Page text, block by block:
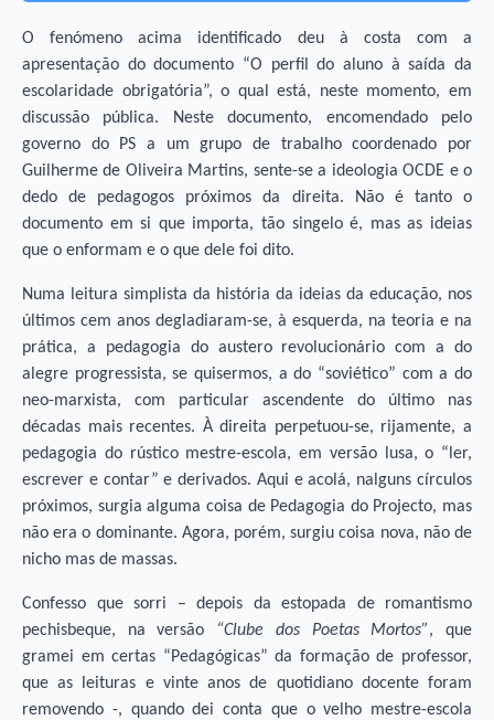
O fenómeno acima identificado deu à costa com a
apresentação do documento “O perfil do aluno à saída da
escolaridade obrigatória”, o qual está, neste momento, em
discussão pública. Neste documento, encomendado pelo
governo do PS a um grupo de trabalho coordenado por
Guilherme de Oliveira Martins, sente-se a ideologia OCDE e o
dedo de pedagogos próximos da direita. Não é tanto o
documento em si que importa, tão singelo é, mas as ideias
que o enformam e o que dele foi dito.
Numa leitura simplista da história da ideias da educação, nos
últimos cem anos degladiaram-se, à esquerda, na teoria e na
prática, a pedagogia do austero revolucionário com a do
alegre progressista, se quisermos, a do “soviético” com a do
neo-marxista, com particular ascendente do último nas
décadas mais recentes. À direita perpetuou-se, rijamente, a
pedagogia do rústico mestre-escola, em versão lusa, o “ler,
escrever e contar” e derivados. Aqui e acolá, nalguns círculos
próximos, surgia alguma coisa de Pedagogia do Projecto, mas
não era o dominante. Agora, porém, surgiu coisa nova, não de
nicho mas de massas.
Confesso que sorri – depois da estopada de romantismo
pechisbeque, na versão
“Clube dos Poetas Mortos”, que
gramei em certas “Pedagógicas” da formação de professor,
que as leituras e vinte anos de quotidiano docente foram
removendo -, quando dei conta que o velho mestre-escola